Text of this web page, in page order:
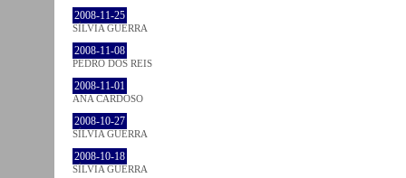
2008-11-25
SÍLVIA GUERRA
2008-11-08
PEDRO DOS REIS
2008-11-01
ANA CARDOSO
2008-10-27
SÍLVIA GUERRA
2008-10-18
SÍLVIA GUERRA